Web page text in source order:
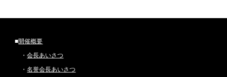
■開催概要
・会長あいさつ
・名誉会長あいさつ